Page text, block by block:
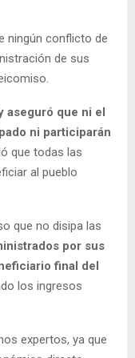
ningún conflicto de
de sus
aseguró que ni el
ni participarán
que todas las
al pueblo
que no disipa las
por sus
final del
los ingresos
expertos, ya que